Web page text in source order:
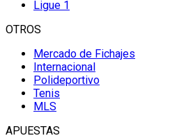
Ligue 1
OTROS
Mercado de Fichajes
Internacional
Polideportivo
Tenis
MLS
APUESTAS